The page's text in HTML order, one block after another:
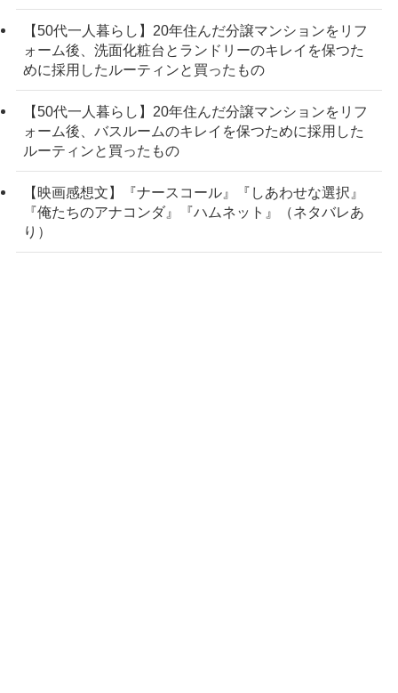
【50代一人暮らし】20年住んだ分譲マンションをリフ
ォーム後、洗面化粧台とランドリーのキレイを保つた
めに採用したルーティンと買ったもの
【50代一人暮らし】20年住んだ分譲マンションをリフ
ォーム後、バスルームのキレイを保つために採用した
ルーティンと買ったもの
【映画感想文】『ナースコール』『しあわせな選択』
『俺たちのアナコンダ』『ハムネット』（ネタバレあ
り）